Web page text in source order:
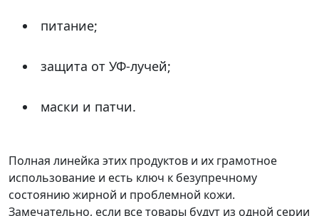
питание;
защита от УФ-лучей;
маски и патчи.
Полная линейка этих продуктов и их грамотное
использование и есть ключ к безупречному
состоянию жирной и проблемной кожи.
Замечательно, если все товары будут из одной серии